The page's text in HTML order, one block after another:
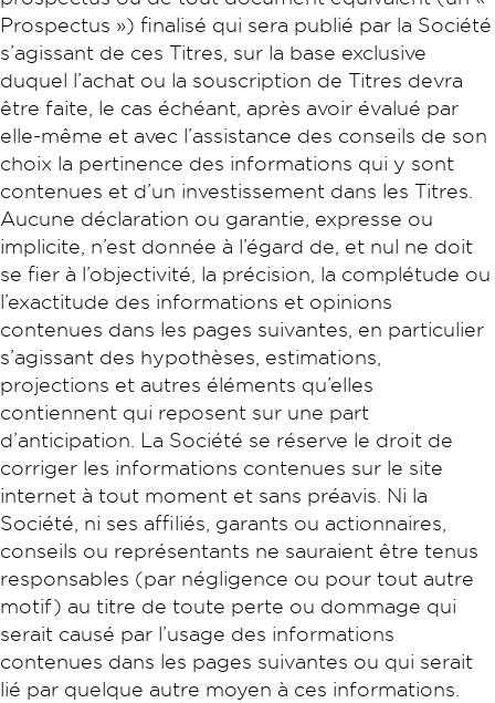
Prospectus ») finalisé qui sera publié par la Société
s’agissant de ces Titres, sur la base exclusive
duquel l’achat ou la souscription de Titres devra
être faite, le cas échéant, après avoir évalué par
elle-même et avec l’assistance des conseils de son
choix la pertinence des informations qui y sont
contenues et d’un investissement dans les Titres.
Aucune déclaration ou garantie, expresse ou
implicite, n’est donnée à l’égard de, et nul ne doit
se fier à l’objectivité, la précision, la complétude ou
l’exactitude des informations et opinions
contenues dans les pages suivantes, en particulier
s’agissant des hypothèses, estimations,
projections et autres éléments qu’elles
contiennent qui reposent sur une part
d’anticipation. La Société se réserve le droit de
corriger les informations contenues sur le site
internet à tout moment et sans préavis. Ni la
Société, ni ses affiliés, garants ou actionnaires,
conseils ou représentants ne sauraient être tenus
responsables (par négligence ou pour tout autre
motif) au titre de toute perte ou dommage qui
serait causé par l’usage des informations
contenues dans les pages suivantes ou qui serait
lié par quelque autre moyen à ces informations.